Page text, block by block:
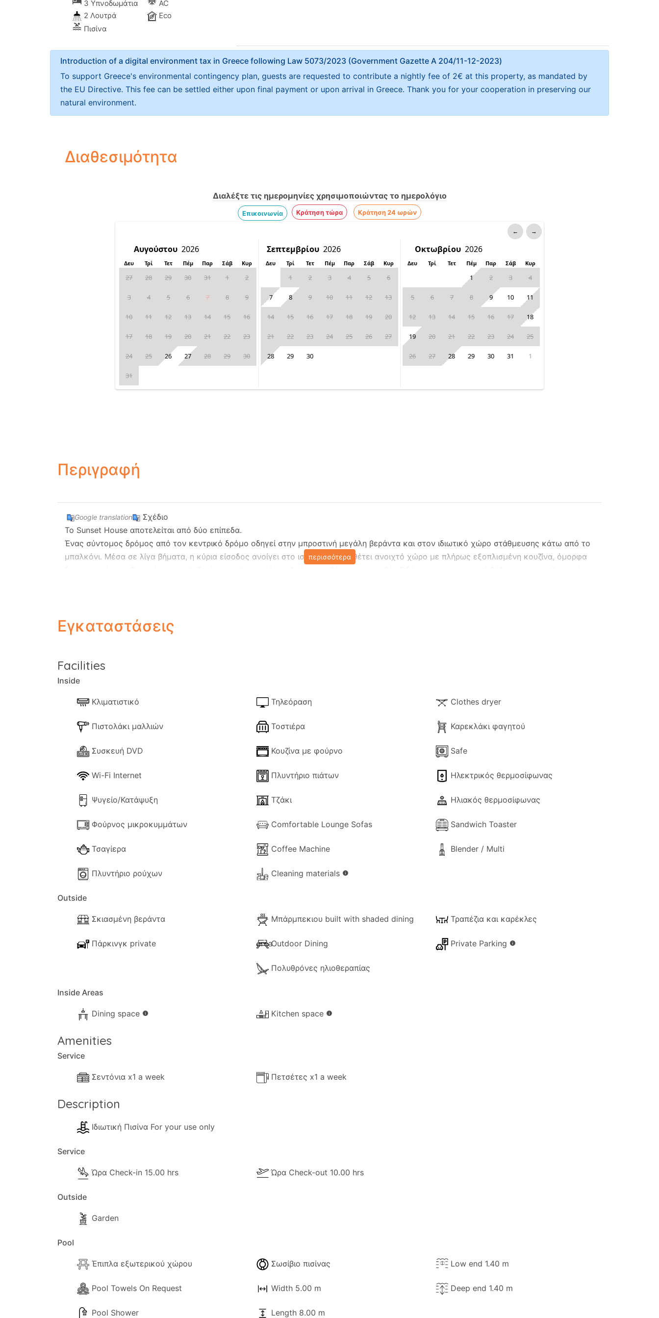
3 Υπνοδωμάτια
2 Λουτρά
pool Πισίνα
AC
Eco
Introduction of a digital environment tax in Greece following Law 5073/2023 (Government Gazette Α 204/11-12-2023)
To support Greece's environmental contingency plan, guests are requested to contribute a nightly fee of 2€ at this property, as mandated by
the EU Directive. This fee can be settled either upon final payment or upon arrival in Greece. Thank you for your cooperation in preserving our
natural environment.
Διαθεσιμότητα
Διαλέξτε τις ημερομηνίες χρησιμοποιώντας το ημερολόγιο
Επικοινωνία Κράτηση τώρα Κράτηση 24 ωρών
← →
Δευ Τρί Τετ Πέμ Παρ Σάβ Κυρ
27 28 29 30 31 1 2
3 4 5 6 7 8 9
10 11 12 13 14 15 16
17 18 19 20 21 22 23
24 25 26 27 28 29 30
31
Δευ Τρί Τετ Πέμ Παρ Σάβ Κυρ
1 2 3 4 5 6
7 8 9 10 11 12 13
14 15 16 17 18 19 20
21 22 23 24 25 26 27
28 29 30
Δευ Τρί Τετ Πέμ Παρ Σάβ Κυρ
1 2 3 4
5 6 7 8 9 10 11
12 13 14 15 16 17 18
19 20 21 22 23 24 25
26 27 28 29 30 31 1
Περιγραφή
Google translation
Σχέδιο
Το Sunset House αποτελείται από δύο επίπεδα.
Ένας σύντομος δρόμος από τον κεντρικό δρόμο οδηγεί στην μπροστινή μεγάλη βεράντα και στον ιδιωτικό χώρο στάθμευσης κάτω από το
μπαλκόνι. Μέσα σε λίγα βήματα, η κύρια είσοδος ανοίγει στο ισόγειο και διαθέτει ανοιχτό χώρο με πλήρως εξοπλισμένη κουζίνα, όμορφα
Η εσωτερική ξύλινη σκάλα προσγειώνεται στο ανώτερο επίπεδο, το οποίο μοιράζεται ανάμεσα σε ένα δεύτερο υπνοδωμάτιο με διπλό
κρεβάτι, ένα διπλό και ένα μπάνιο. Και τα δύο υπνοδωμάτια είναι κλιματιζόμενα με όμορφα μπαλκόνια και εκπληκτική θέα.
Η εξωτερική όψη αυτού του γοητευτικού σπιτιού της Κέρκυρας είναι ευρύχωρη, με καθιστικό και τραπεζαρία με θέα στο Σιδάρι και
εξαιρετικό ηλιοβασίλεμα και θέα στη θάλασσα, τα οποία συνολικά κάνουν αυτό το εξοχικό σπίτι ιδανικό μέρος για να μείνετε μακριά από
Επιπλέον σημειώσεις
Ιδιωτικό πάρκινγκ
Αεροδρόμιο - Μεταφορά με λιμάνια και ενοικίαση αυτοκινήτου
Σιδάρι 4.0 χλμ
Καρουσάδες 850 μέτρα
περισσότερα
Εγκαταστάσεις
Facilities
Inside
Κλιματιστικό
Πιστολάκι μαλλιών
Συσκευή DVD
Wi-Fi Internet
Ψυγείο/Κατάψυξη
Φούρνος μικροκυμμάτων
Τσαγίερα
Πλυντήριο ρούχων
Τηλεόραση
Τοστιέρα
Κουζίνα με φούρνο
Πλυντήριο πιάτων
Τζάκι
Comfortable Lounge Sofas
Coffee Machine
Cleaning materials info
Clothes dryer
Καρεκλάκι φαγητού
Safe
Ηλεκτρικός θερμοσίφωνας
Ηλιακός θερμοσίφωνας
Sandwich Toaster
Blender / Multi
Outside
Σκιασμένη βεράντα
Πάρκινγκ private areaOutdoor Dining
Πολυθρόνες ηλιοθεραπίας
Τραπέζια και καρέκλες
Private Parking info
Inside Areas
Dining space info Kitchen space info
Amenities
Service
Σεντόνια x1 a week Πετσέτες x1 a week
Description
Ιδιωτική Πισίνα For your use only
Service
Ώρα Check-in 15.00 hrs Ώρα Check-out 10.00 hrs
Outside
Garden
Pool
Έπιπλα εξωτερικού χώρου
Pool Towels On Request
Pool Shower
Σωσίβιο πισίνας
Width 5.00 m
Length 8.00 m
Low end 1.40 m
Deep end 1.40 m